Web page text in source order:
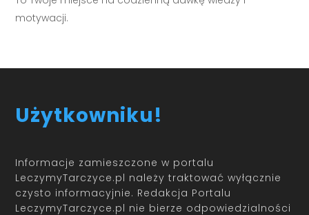
motywacji.
Użytkowniku!
Informacje zamieszczone w portalu
LeczymyTarczyce.pl należy traktować wyłącznie
czysto informacyjnie. Redakcja Portalu
LeczymyTarczyce.pl nie bierze odpowiedzialności